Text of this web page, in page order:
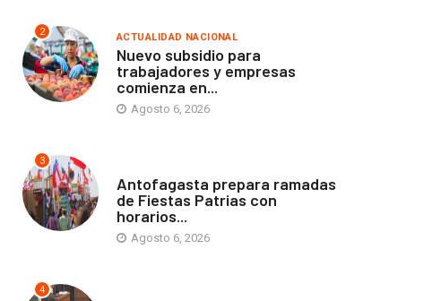
2 ACTUALIDAD NACIONAL
Nuevo subsidio para
trabajadores y empresas
comienza en...
Agosto 6, 2026
3
Antofagasta prepara ramadas
de Fiestas Patrias con
horarios...
Agosto 6, 2026
4